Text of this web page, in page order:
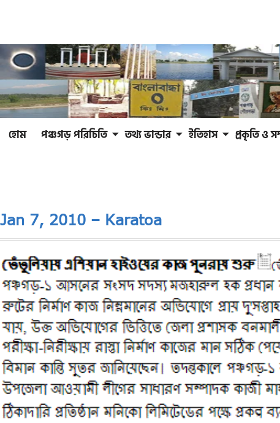
হোম পঞ্চগড় পরিচিতি তথ্য ভান্ডার ইতিহাস প্রকৃতি ও
Jan 7, 2010 – Karatoa